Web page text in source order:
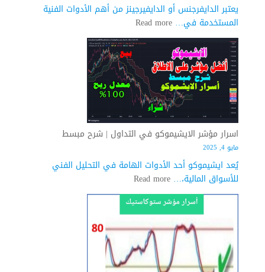
يعتبر الدايفرجنس أو الدايفيرجينز من أهم الأدوات الفنية
المستخدمة في… Read more
:
اسرار
الدايفرجنس
الايجابي
في
التداول
|
شرح
مفصل
اسرار مؤشر الايشيموكو في التداول | شرح مبسط
مايو 4, 2025
يُعد ايشيموكو أحد الأدوات الهامة في التحليل الفني
للأسواق المالية،… Read more
:
اسرار
مؤشر
الايشيموكو
في
التداول